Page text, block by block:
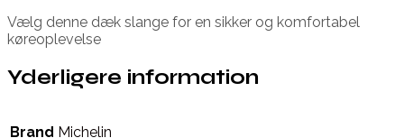
Vælg denne dæk slange for en sikker og komfortabel
køreoplevelse
Yderligere information
Brand Michelin